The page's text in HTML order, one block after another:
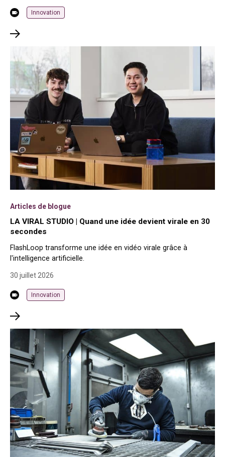
Innovation
Articles de blogue
LA VIRAL STUDIO | Quand une idée devient virale en 30
secondes
FlashLoop transforme une idée en vidéo virale grâce à
l'intelligence artificielle.
30 juillet 2026
Innovation